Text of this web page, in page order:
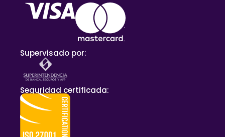
Supervisado por:
Seguridad certificada: